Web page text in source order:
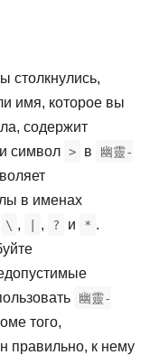
столкнулись,
имя, которое вы
содержит
символ > в
幽靈-
в именах
\ , , ? и * .
幽靈-
того,
правильно, к нему